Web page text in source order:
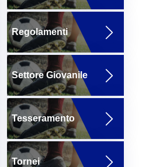
Regolamenti
Settore Giovanile
Tesseramento
Tornei